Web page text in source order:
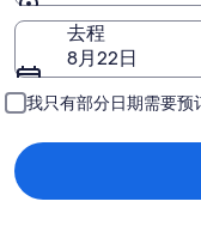
西约塔兰省
东约特兰县
目的地
去程
8月22日
我只有部分日期需要预